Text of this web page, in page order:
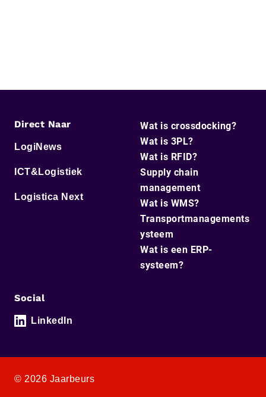
Direct Naar
LogiNews
ICT&Logistiek
Logistica Next
Wat is crossdocking?
Wat is 3PL?
Wat is RFID?
Supply chain
management
Wat is WMS?
Transportmanagements
ysteem
Wat is een ERP-
systeem?
Social
LinkedIn
© 2026 Jaarbeurs